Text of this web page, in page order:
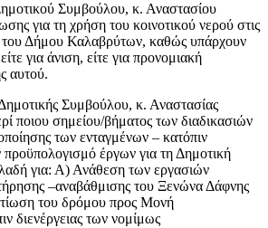
Συμβούλου, κ. Αναστασίου
για τη χρήση του κοινοτικού νερού στις
του Δήμου Καλαβρύτων, καθώς υπάρχουν
για άνιση, είτε για προνομιακή
αυτού.
Συμβούλου, κ. Αναστασίας
ποιου σημείου/βήματος των διαδικασιών
των ενταγμένων – κατόπιν
έργων για τη Δημοτική
για: Α) Ανάθεση των εργασιών
–αναβάθμισης του Ξενώνα Δάφνης
του δρόμου προς Μονή
διενέργειας των νομίμως